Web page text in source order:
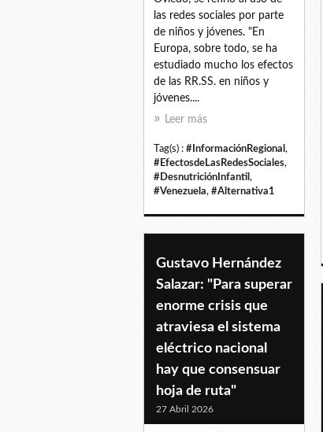
las redes sociales por parte
de niños y jóvenes. "En
Europa, sobre todo, se ha
estudiado mucho los efectos
de las RR.SS. en niños y
jóvenes....
Leer más
Tag(s) : #InformaciónRegional ,
#EfectosdeLasRedesSociales,
#DesnutriciónInfantil ,
#Venezuela, #Alternativa1
Gustavo Hernández
Salazar: "Para superar
enorme crisis que
atraviesa el sistema
eléctrico nacional
hay que consensuar
hoja de ruta"
27 Abril 2026